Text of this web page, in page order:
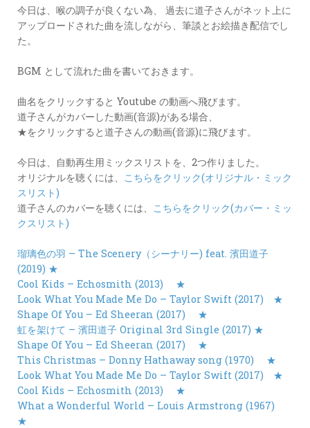
ー
ド
今日は、喉の調子が良くない為、 過去に道子さんがネット上に
アップロードされた曲を流しながら、筆談とお絵描き配信でし
た。
BGM として流れた曲を書いておきます。
曲名をクリックすると Youtube の動画へ飛びます。
道子さんがカバーした動画(音源)がある場合、
★をクリックすると道子さんの動画(音源)に飛びます。
今日は、自動再生用ミックスリストを、2つ作りました。
オリジナルを聴くには、 こちらをクリック(オリジナル・ミック
スリスト)
道子さんのカバーを聴くには、 こちらをクリック(カバー・ミッ
クスリスト)
瑠璃色の羽 – The Scenery（シーナリー) feat. 濱田道子
(2019) ★
Cool Kids – Echosmith (2013)
★
Look What You Made Me Do – Taylor Swift (2017)
★
Shape Of You – Ed Sheeran (2017)
★
虹を架けて – 濱田道子 Original 3rd Single (2017) ★
Shape Of You – Ed Sheeran (2017)
★
This Christmas – Donny Hathaway song (1970)
★
Look What You Made Me Do – Taylor Swift (2017)
★
Cool Kids – Echosmith (2013)
★
What a Wonderful World – Louis Armstrong (1967)
★